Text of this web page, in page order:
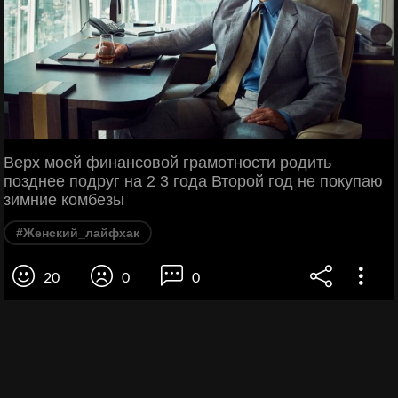
Верх моей финансовой грамотности родить
позднее подруг на 2 3 года Второй год не покупаю
зимние комбезы
#Женский_лайфхак
20 0 0